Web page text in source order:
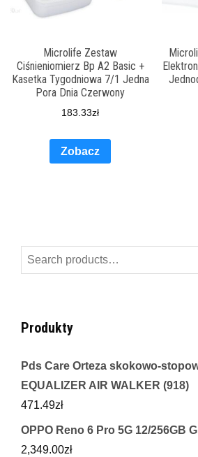
Microlife Zestaw
Ciśnieniomierz Bp A2 Basic +
Kasetka Tygodniowa 7/1 Jedna
Pora Dnia Czerwony
183.33zł
Zobacz
Search
for:
Produkty
Pds Care Orteza skokowo-
EQUALIZER AIR WALKER (918)
471.49zł
OPPO Reno 6 Pro 5G 12/256GB
2,349.00zł